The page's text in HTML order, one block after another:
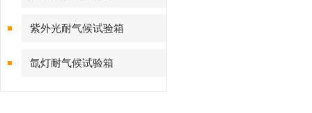
紫外光耐气候试验箱
氙灯耐气候试验箱